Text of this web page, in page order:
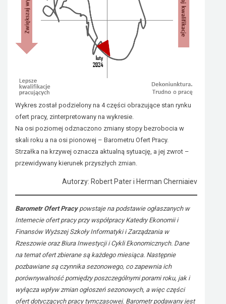
Wykres został podzielony na 4 części obrazujące stan rynku
ofert pracy, zinterpretowany na wykresie.
Na osi poziomej odznaczono zmiany stopy bezrobocia w
skali roku a na osi pionowej – Barometru Ofert Pracy.
Strzałka na krzywej oznacza aktualną sytuację, a jej zwrot –
przewidywany kierunek przyszłych zmian.
Autorzy: Robert Pater i Herman Cherniaiev
Barometr Ofert Pracypowstaje na podstawie ogłaszanych w
Internecie ofert pracy przy współpracy Katedry Ekonomii i
Finansów Wyższej Szkoły Informatyki i Zarządzania w
Rzeszowie oraz Biura Inwestycji i Cykli Ekonomicznych. Dane
na temat ofert zbierane są każdego miesiąca. Następnie
pozbawiane są czynnika sezonowego, co zapewnia ich
porównywalność pomiędzy poszczególnymi porami roku, jak i
wyłącza wpływ zmian ogłoszeń sezonowych, a więc części
ofert dotyczących pracy tymczasowej. Barometr podawany jest